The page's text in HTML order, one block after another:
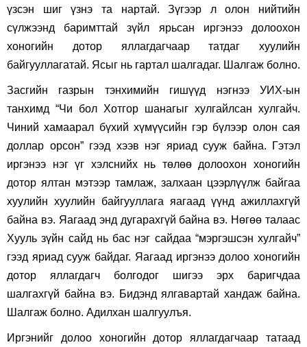
үзсэн шиг үзнэ та нартай. Зүгээр л олон нийтийн
сүлжээнд баримттай зүйл ярьсан иргэнээ долоохон
хоногийн дотор яллагдагчаар татдаг хуулийн
байгууллагатай. Ясыг нь гартал шалгадаг. Шалгаж болно.
Засгийн газрын тэнхимийн гишүүд нэгнээ УИХ-ын
танхимд “Чи бол Хотгор шанагыг хулгайлсан хулгайч.
Чиний хамаарал бүхий хүмүүсийн гэр бүлээр олон сая
доллар орсон” гээд хээв нэг яриад сууж байна. Гэтэл
иргэнээ нэг үг хэлснийх нь төлөө долоохон хоногийн
дотор ялтан мэтээр тамлаж, залхаан цээрлүүлж байгаа
хуулийн хуулийн байгууллага яагаад үүнд ажиллахгүй
байна вэ. Яагаад энд дугарахгүй байна вэ. Нөгөө талаас
Хууль зүйн сайд нь бас нэг сайдаа “мэргэшсэн хулгайч”
гээд яриад сууж байдаг. Яагаад иргэнээ долоо хоногийн
дотор яллагдагч болгодог шигээ эрх баригчдаа
шалгахгүй байна вэ. Бидэнд ялгавартай хандаж байна.
Шалгаж болно. Адилхан шалгуулъя.
Иргэнийг долоо хоногийн дотор яллагдагчаар татаад